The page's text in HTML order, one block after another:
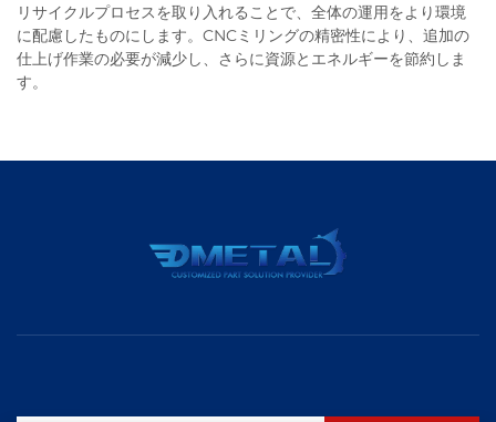
リサイクルプロセスを取り入れることで、全体の運用をより環境
に配慮したものにします。CNCミリングの精密性により、追加の
仕上げ作業の必要が減少し、さらに資源とエネルギーを節約しま
す。